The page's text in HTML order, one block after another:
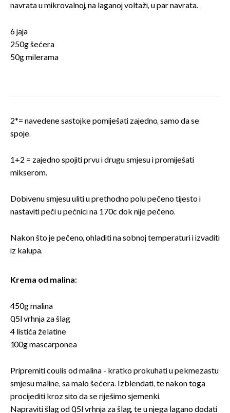
navrata u mikrovalnoj, na laganoj voltaži, u par navrata.
6 jaja
250g šećera
50g milerama
2*= navedene sastojke pomiješati zajedno, samo da se
spoje.
1+2 = zajedno spojiti prvu i drugu smjesu i promiješati
mikserom.
Dobivenu smjesu uliti u prethodno polu pečeno tijesto i
nastaviti peči u pećnici na 170c dok nije pečeno.
Nakon što je pečeno, ohladiti na sobnoj temperaturi i izvaditi
iz kalupa.
Krema od malina:
450g malina
0,5l vrhnja za šlag
4 listića želatine
100g mascarponea
Pripremiti coulis od malina - kratko prokuhati u pekmezastu
smjesu maline, sa malo šećera. Izblendati, te nakon toga
procijediti kroz sito da se riješimo sjemenki.
Napraviti šlag od 0,5l vrhnja za šlag, te u njega lagano dodati